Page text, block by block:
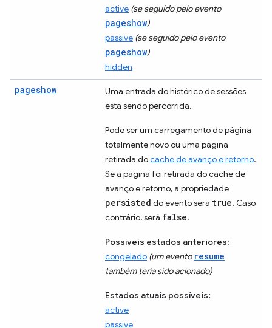
active (se seguido pelo evento
pageshow)
passive (se seguido pelo evento
pageshow)
hidden
pageshow
Uma entrada do histórico de sessões
está sendo percorrida.
Pode ser um carregamento de página
totalmente novo ou uma página
retirada docache de avanço e retorno.
Se a página foi retirada do cache de
avanço e retorno, a propriedade
persisted do evento será true. Caso
contrário, será false.
Possíveis estados anteriores:
congelado (um evento resume
também teria sido acionado)
Estados atuais possíveis:
active
passive